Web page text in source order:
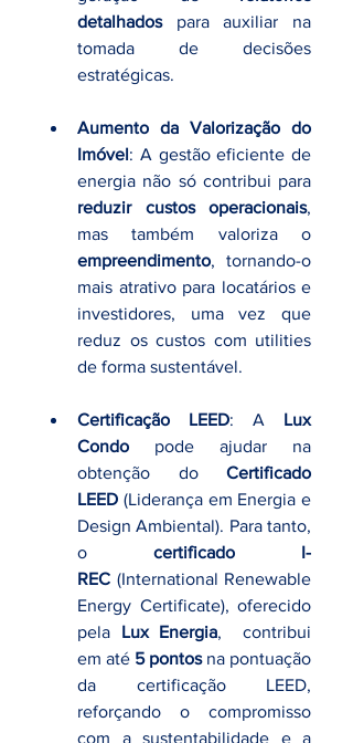
detalhados para auxiliar na
tomada de decisões
estratégicas.
Aumento da Valorização do
Imóvel: A gestão eficiente de
reduzir custos operacionais,
empreendimento, tornando-o
mais atrativo para locatários e
investidores, uma vez que
reduz os custos com utilities
de forma sustentável.
Certificação LEED: A Lux
Condo pode ajudar na
obtenção do Certificado
LEED (Liderança em Energia e
Design Ambiental). Para tanto,
o certificado I-
REC (International Renewable
Energy Certificate), oferecido
pela Lux Energia,  contribui
em até 5 pontos na pontuação
da certificação LEED,
reforçando o compromisso